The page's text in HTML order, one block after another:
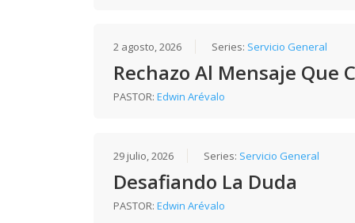
2 agosto, 2026 Series: Servicio General
Rechazo Al Mensaje Que
PASTOR:Edwin Arévalo
29 julio, 2026 Series: Servicio General
Desafiando La Duda
PASTOR:Edwin Arévalo